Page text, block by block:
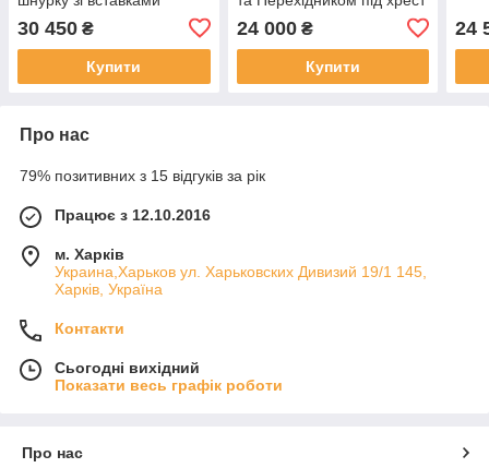
30 450 ₴
Купити
24 000₴
Купити
24
Про нас
79% позитивних з 15 відгуків за рік
Працює з 12.10.2016
м. Харків
Украина,Харьков ул. Харьковских Дивизий 19/1 145,
Харків, Україна
Контакти
Сьогодні вихідний
Показати весь графік роботи
Про нас